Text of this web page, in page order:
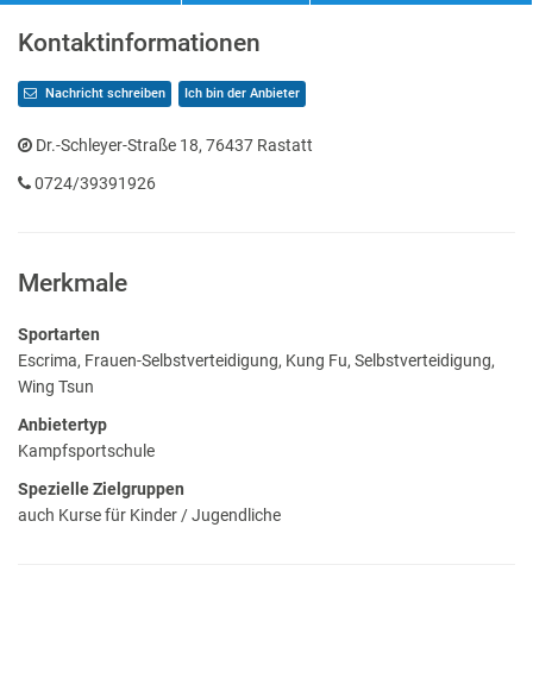
Kontaktinformationen
Nachricht schreiben Ich bin der Anbieter
Dr.-Schleyer-Straße 18, 76437 Rastatt
0724/39391926
Merkmale
Sportarten
Escrima, Frauen-Selbstverteidigung, Kung Fu, Selbstverteidigung,
Wing Tsun
Anbietertyp
Kampfsportschule
Spezielle Zielgruppen
auch Kurse für Kinder / Jugendliche